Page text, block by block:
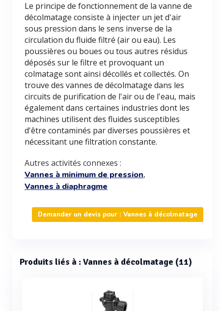
Le principe de fonctionnement de la vanne de
décolmatage consiste à injecter un jet d'air
sous pression dans le sens inverse de la
circulation du fluide filtré (air ou eau). Les
poussières ou boues ou tous autres résidus
déposés sur le filtre et provoquant un
colmatage sont ainsi décollés et collectés. On
trouve des vannes de décolmatage dans les
circuits de purification de l'air ou de l'eau, mais
également dans certaines industries dont les
machines utilisent des fluides susceptibles
d'être contaminés par diverses poussières et
nécessitant une filtration constante.
Autres activités connexes :
Vannes à minimum de pression,
Vannes à diaphragme
Demander un devis pour : Vannes à décolmatage
Produits liés à : Vannes à décolmatage (11)